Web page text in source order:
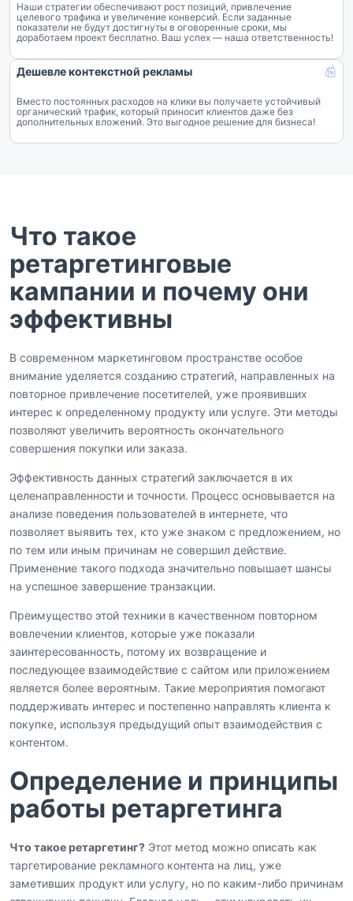
Наши стратегии обеспечивают рост позиций, привлечение
целевого трафика и увеличение конверсий. Если заданные
показатели не будут достигнуты в оговоренные сроки, мы
доработаем проект бесплатно. Ваш успех — наша ответственность!
Дешевле контекстной рекламы
Вместо постоянных расходов на клики вы получаете устойчивый
органический трафик, который приносит клиентов даже без
дополнительных вложений. Это выгодное решение для бизнеса!
Что такое
ретаргетинговые
кампании и почему они
эффективны
В современном маркетинговом пространстве особое
внимание уделяется созданию стратегий, направленных на
повторное привлечение посетителей, уже проявивших
интерес к определенному продукту или услуге. Эти методы
позволяют увеличить вероятность окончательного
совершения покупки или заказа.
Эффективность данных стратегий заключается в их
целенаправленности и точности. Процесс основывается на
анализе поведения пользователей в интернете, что
позволяет выявить тех, кто уже знаком с предложением, но
по тем или иным причинам не совершил действие.
Применение такого подхода значительно повышает шансы
на успешное завершение транзакции.
Преимущество этой техники в качественном повторном
вовлечении клиентов, которые уже показали
заинтересованность, потому их возвращение и
последующее взаимодействие с сайтом или приложением
является более вероятным. Такие мероприятия помогают
поддерживать интерес и постепенно направлять клиента к
покупке, используя предыдущий опыт взаимодействия с
контентом.
Определение и принципы
работы ретаргетинга
Что такое ретаргетинг? Этот метод можно описать как
таргетирование рекламного контента на лиц, уже
заметивших продукт или услугу, но по каким-либо причинам